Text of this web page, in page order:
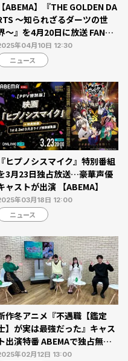
【ABEMA】『THE GOLDEN DA
〜知られざるダーツの世
〜』を4月20日に放送 FANTA
・中島颯太、岡田紗佳ら
演
年04月10日 12:30
ニュース
『ヒプノシスマイク』特別番組
3月23日独占放送…豪華声優
ャストが出演 【ABEMA】
年03月18日 12:00
ニュース
作冬アニメ『不遇職【鑑定
】が実は最強だった』キャス
ト出演特番 ABEMAで独占無料
送【2月13日】
年02月12日 13:00